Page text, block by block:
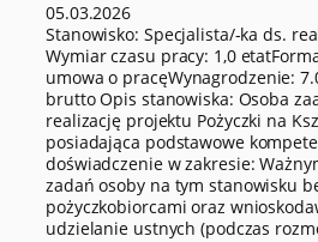
05.03.2026
Stanowisko: Specjalista/-ka ds.
Wymiar czasu pracy: 1,0
umowa o pracęWynagrodzenie:
brutto Opis stanowiska: Osoba
realizację projektu Pożyczki na
posiadająca podstawowe
doświadczenie w zakresie:
zadań osoby na tym stanowisku
pożyczkobiorcami oraz
udzielanie ustnych (podczas